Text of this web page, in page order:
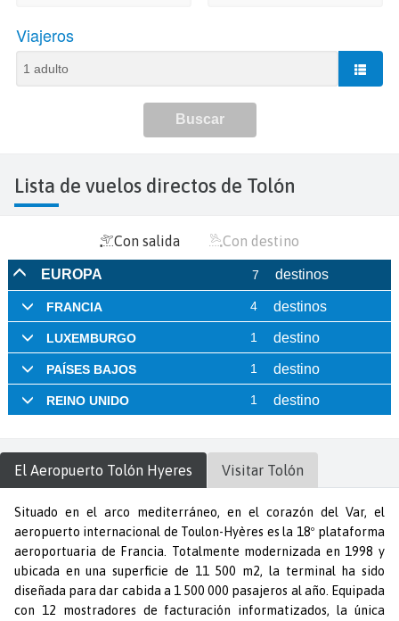
Lista de vuelos directos de Tolón
Con salida Con destino
El Aeropuerto Tolón Hyeres Visitar Tolón
Situado en el arco mediterráneo, en el corazón del Var, el
aeropuerto internacional de Toulon-Hyères es la 18º plataforma
aeroportuaria de Francia. Totalmente modernizada en 1998 y
ubicada en una superficie de 11 500 m2, la terminal ha sido
diseñada para dar cabida a 1 500 000 pasajeros al año. Equipada
con 12 mostradores de facturación informatizados, la única